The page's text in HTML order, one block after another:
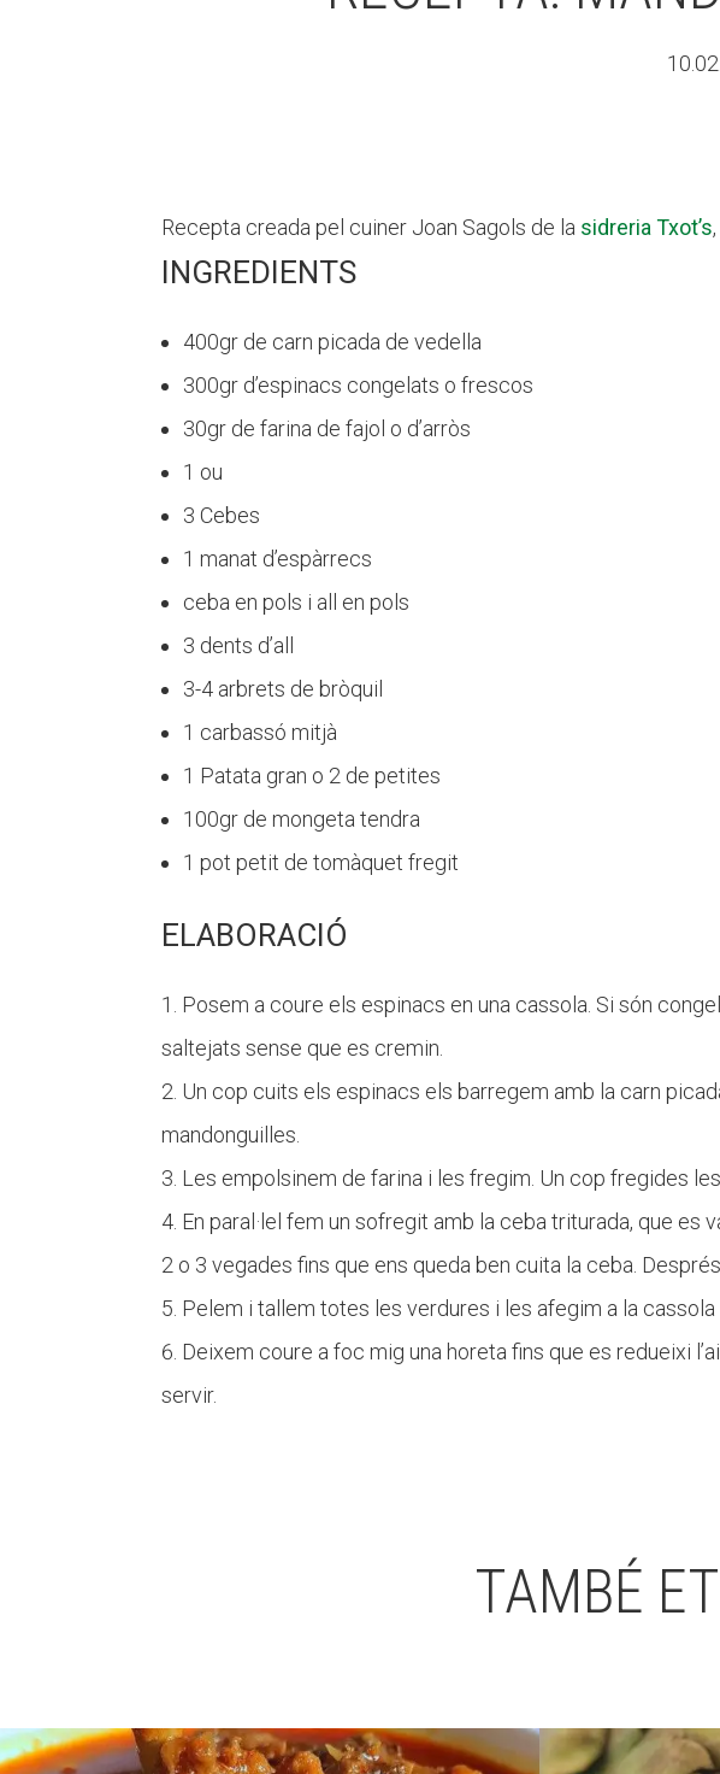
Recepta creada pel cuiner Joan Sagols de la sidreria Txot’s
INGREDIENTS
400gr de carn picada de vedella
300gr d’espinacs congelats o frescos
30gr de farina de fajol o d’arròs
1 ou
3 Cebes
1 manat d’espàrrecs
ceba en pols i all en pols
3 dents d’all
3-4 arbrets de bròquil
1 carbassó mitjà
1 Patata gran o 2 de petites
100gr de mongeta tendra
1 pot petit de tomàquet fregit
ELABORACIÓ
Posem a coure els espinacs en una cassola. Si són
saltejats sense que es cremin.
Un cop cuits els espinacs els barregem amb la carn
mandonguilles.
Les empolsinem de farina i les fregim. Un cop fregides
En paral·lel fem un sofregit amb la ceba triturada, que es
2 o 3 vegades fins que ens queda ben cuita la ceba.
Pelem i tallem totes les verdures i les afegim a la
Deixem coure a foc mig una horeta fins que es redueixi
servir.
TAMBÉ